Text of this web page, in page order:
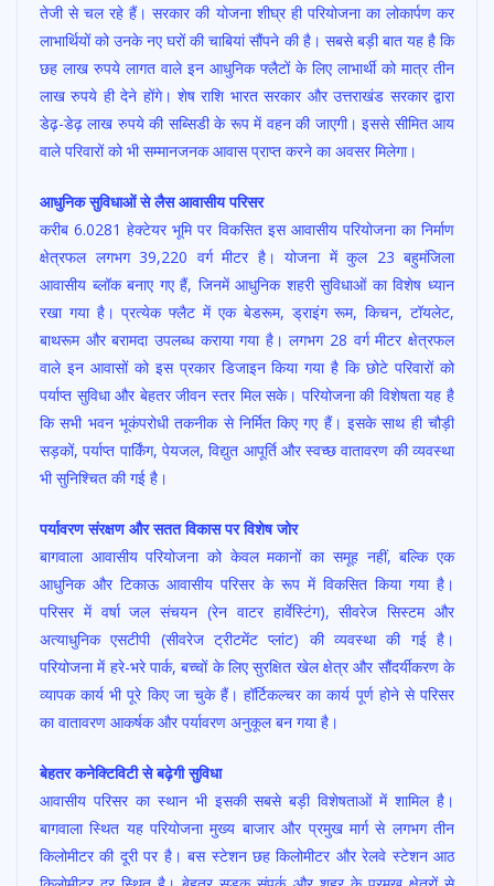
तेजी से चल रहे हैं। सरकार की योजना शीघ्र ही परियोजना का लोकार्पण कर
लाभार्थियों को उनके नए घरों की चाबियां सौंपने की है। सबसे बड़ी बात यह है कि
छह लाख रुपये लागत वाले इन आधुनिक फ्लैटों के लिए लाभार्थी को मात्र तीन
लाख रुपये ही देने होंगे। शेष राशि भारत सरकार और उत्तराखंड सरकार द्वारा
डेढ़-डेढ़ लाख रुपये की सब्सिडी के रूप में वहन की जाएगी। इससे सीमित आय
वाले परिवारों को भी सम्मानजनक आवास प्राप्त करने का अवसर मिलेगा।
आधुनिक सुविधाओं से लैस आवासीय परिसर
करीब 6.0281 हेक्टेयर भूमि पर विकसित इस आवासीय परियोजना का निर्माण
क्षेत्रफल लगभग 39,220 वर्ग मीटर है। योजना में कुल 23 बहुमंजिला
आवासीय ब्लॉक बनाए गए हैं, जिनमें आधुनिक शहरी सुविधाओं का विशेष ध्यान
रखा गया है। प्रत्येक फ्लैट में एक बेडरूम, ड्राइंग रूम, किचन, टॉयलेट,
बाथरूम और बरामदा उपलब्ध कराया गया है। लगभग 28 वर्ग मीटर क्षेत्रफल
वाले इन आवासों को इस प्रकार डिजाइन किया गया है कि छोटे परिवारों को
पर्याप्त सुविधा और बेहतर जीवन स्तर मिल सके। परियोजना की विशेषता यह है
कि सभी भवन भूकंपरोधी तकनीक से निर्मित किए गए हैं। इसके साथ ही चौड़ी
सड़कों, पर्याप्त पार्किंग, पेयजल, विद्युत आपूर्ति और स्वच्छ वातावरण की व्यवस्था
भी सुनिश्चित की गई है।
पर्यावरण संरक्षण और सतत विकास पर विशेष जोर
बागवाला आवासीय परियोजना को केवल मकानों का समूह नहीं, बल्कि एक
आधुनिक और टिकाऊ आवासीय परिसर के रूप में विकसित किया गया है।
परिसर में वर्षा जल संचयन (रेन वाटर हार्वेस्टिंग), सीवरेज सिस्टम और
अत्याधुनिक एसटीपी (सीवरेज ट्रीटमेंट प्लांट) की व्यवस्था की गई है।
परियोजना में हरे-भरे पार्क, बच्चों के लिए सुरक्षित खेल क्षेत्र और सौंदर्यीकरण के
व्यापक कार्य भी पूरे किए जा चुके हैं। हॉर्टिकल्चर का कार्य पूर्ण होने से परिसर
का वातावरण आकर्षक और पर्यावरण अनुकूल बन गया है।
बेहतर कनेक्टिविटी से बढ़ेगी सुविधा
आवासीय परिसर का स्थान भी इसकी सबसे बड़ी विशेषताओं में शामिल है।
बागवाला स्थित यह परियोजना मुख्य बाजार और प्रमुख मार्ग से लगभग तीन
किलोमीटर की दूरी पर है। बस स्टेशन छह किलोमीटर और रेलवे स्टेशन आठ